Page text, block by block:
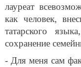
лауреат
как человек,
татарского
сохранение
- Для меня сам